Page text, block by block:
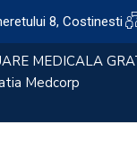
8, Costinesti